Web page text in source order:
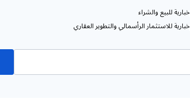
للبيع والشراء
للاستثمار الرأسمالي والتطوير العقاري